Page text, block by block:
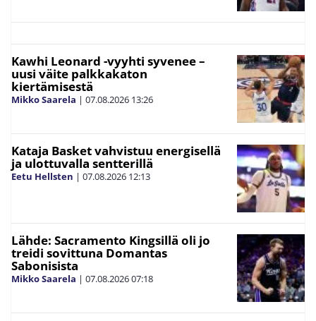
Kawhi Leonard -vyyhti syvenee –
uusi väite palkkakaton
kiertämisestä
Mikko Saarela | 07.08.2026 13:26
Kataja Basket vahvistuu energisellä
ja ulottuvalla sentterillä
Eetu Hellsten | 07.08.2026 12:13
Lähde: Sacramento Kingsillä oli jo
treidi sovittuna Domantas
Sabonisista
Mikko Saarela | 07.08.202607:18